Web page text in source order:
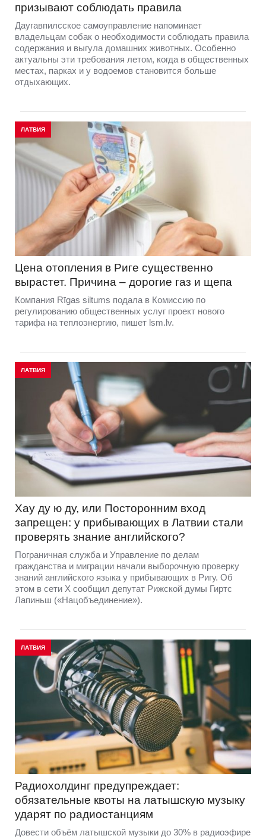
призывают соблюдать правила
Даугавпилсское самоуправление напоминает
владельцам собак о необходимости соблюдать правила
содержания и выгула домашних животных. Особенно
актуальны эти требования летом, когда в общественных
местах, парках и у водоемов становится больше
отдыхающих.
ЛАТВИЯ
Цена отопления в Риге существенно
вырастет. Причина – дорогие газ и щепа
Компания Rīgas siltums подала в Комиссию по
регулированию общественных услуг проект нового
тарифа на теплоэнергию, пишет lsm.lv.
ЛАТВИЯ
Хау ду ю ду, или Посторонним вход
запрещен: у прибывающих в Латвии стали
проверять знание английского?
Пограничная служба и Управление по делам
гражданства и миграции начали выборочную проверку
знаний английского языка у прибывающих в Ригу. Об
этом в сети Х сообщил депутат Рижской думы Гиртс
Лапиньш («Нацобъединение»).
ЛАТВИЯ
Радиохолдинг предупреждает:
обязательные квоты на латышскую музыку
ударят по радиостанциям
Довести объём латышской музыки до 30% в радиоэфире